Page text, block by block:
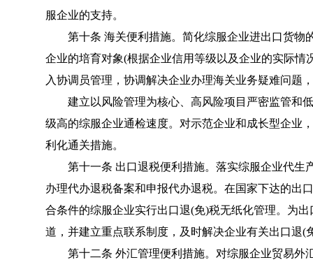
服企业的支持。
第十条 海关便利措施。简化综服企业进出口货物
企业的培育对象(根据企业信用等级以及企业的实际
入协调员管理，协调解决企业办理海关业务疑难问题
建立以风险管理为核心、高风险项目严密监管和
级高的综服企业通检速度。对示范企业和成长型企业
利化通关措施。
第十一条 出口退税便利措施。落实综服企业代生
办理代办退税备案和申报代办退税。在国家下达的出
合条件的综服企业实行出口退(免)税无纸化管理。为
道，并建立重点联系制度，及时解决企业有关出口退(
第十二条 外汇管理便利措施。对综服企业贸易外